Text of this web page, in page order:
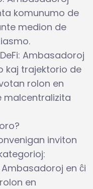
komunumo de
medion de
Ambasadoroj
kaj trajektorio de
rolon en
malcentralizita
inviton
en ĉi
en